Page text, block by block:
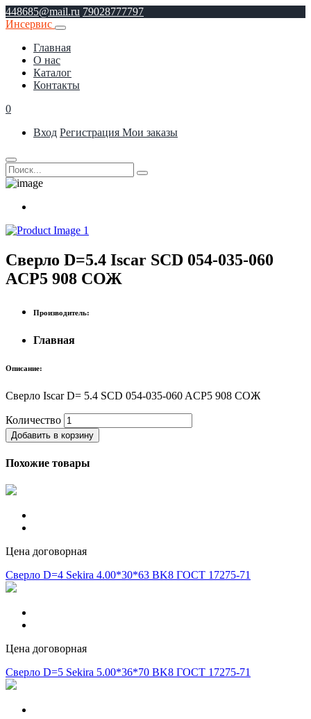
448685@mail.ru 79028777797
Инсервис
Главная
О нас
Каталог
Контакты
0
Вход Регистрация Мои заказы
Сверло D=5.4 Iscar SCD 054-035-060
AСP5 908 СОЖ
Производитель:
Главная
Описание:
Сверло Iscar D= 5.4 SCD 054-035-060 AСP5 908 СОЖ
Количество
Добавить в корзину
Похожие товары
Цена договорная
Сверло D=4 Sekira 4.00*30*63 BK8 ГОСТ 17275-71
Цена договорная
Сверло D=5 Sekira 5.00*36*70 BK8 ГОСТ 17275-71